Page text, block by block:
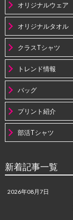
オリジナルウェア
オリジナルタオル
クラスTシャツ
トレンド情報
バッグ
プリント紹介
部活Tシャツ
新着記事一覧
2026年08月7日